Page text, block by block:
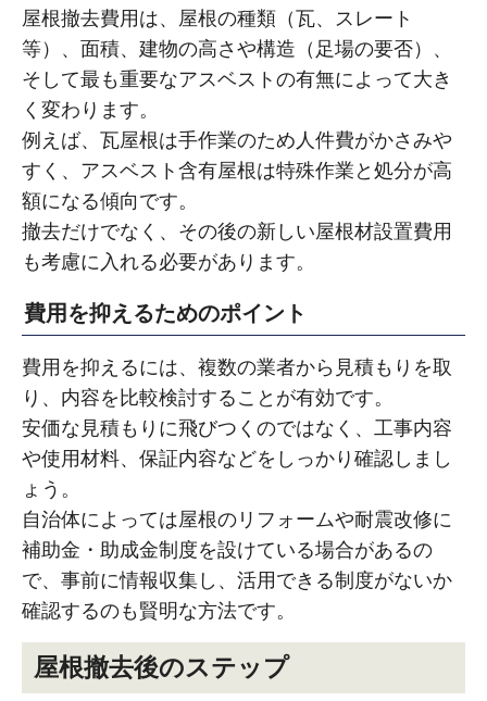
屋根撤去費用は、屋根の種類（瓦、スレート
等）、面積、建物の高さや構造（足場の要否）、
そして最も重要なアスベストの有無によって大き
く変わります。
例えば、瓦屋根は手作業のため人件費がかさみや
すく、アスベスト含有屋根は特殊作業と処分が高
額になる傾向です。
撤去だけでなく、その後の新しい屋根材設置費用
も考慮に入れる必要があります。
費用を抑えるためのポイント
費用を抑えるには、複数の業者から見積もりを取
り、内容を比較検討することが有効です。
安価な見積もりに飛びつくのではなく、工事内容
や使用材料、保証内容などをしっかり確認しまし
ょう。
自治体によっては屋根のリフォームや耐震改修に
補助金・助成金制度を設けている場合があるの
で、事前に情報収集し、活用できる制度がないか
確認するのも賢明な方法です。
屋根撤去後のステップ